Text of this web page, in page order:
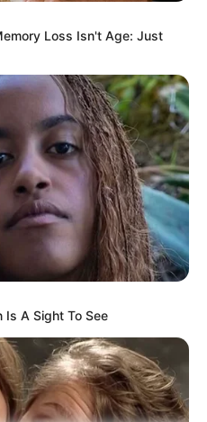
Bikin
di
Loss Isn't Age: Just
Is A Sight To See